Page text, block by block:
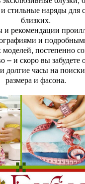
стильные наряды для
близких.
и рекомендации
и
постепенно
– и скоро вы забудете
долгие часы на
размера и фасона.